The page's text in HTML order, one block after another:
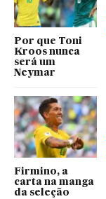
Por que Toni
Kroos nunca
será um
Neymar
Firmino, a
carta na manga
da seleção